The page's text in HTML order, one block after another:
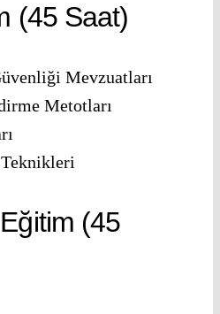
(45 Saat)
Mevzuatları
Metotları
(45